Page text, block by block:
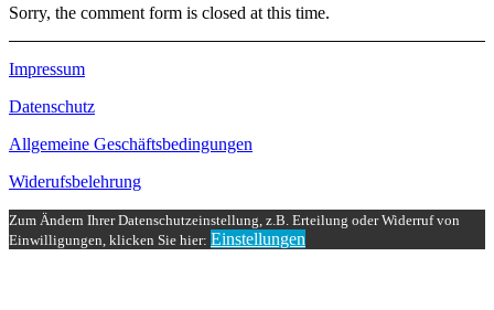
Sorry, the comment form is closed at this time.
Impressum
Datenschutz
Allgemeine Geschäftsbedingungen
Widerufsbelehrung
Zum Ändern Ihrer Datenschutzeinstellung, z.B. Erteilung oder Widerruf von
Einwilligungen, klicken Sie hier: Einstellungen